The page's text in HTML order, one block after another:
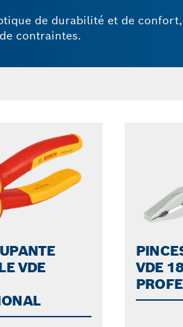
de durabilité et de
contraintes.
VDE
VDE